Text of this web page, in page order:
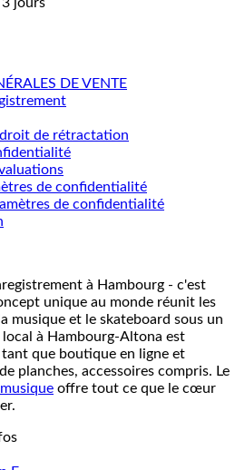
DE VENTE
de rétractation
de confidentialité
de confidentialité
à Hambourg - c'est
unique au monde réunit les
musique et le skateboard sous un
à Hambourg-Altona est
que boutique en ligne et
planches, accessoires compris. Le
offre tout ce que le cœur